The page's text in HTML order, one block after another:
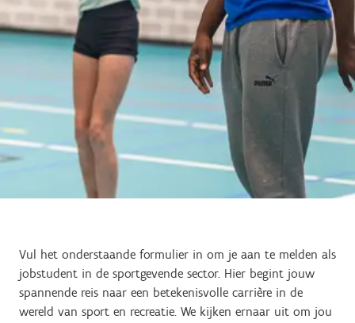
Vul het onderstaande formulier in om je aan te melden als
jobstudent in de sportgevende sector. Hier begint jouw
spannende reis naar een betekenisvolle carrière in de
wereld van sport en recreatie. We kijken ernaar uit om jou